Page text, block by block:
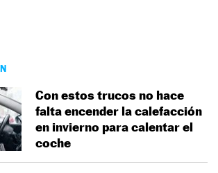
Con estos trucos no hace
falta encender la calefacción
en invierno para calentar el
coche